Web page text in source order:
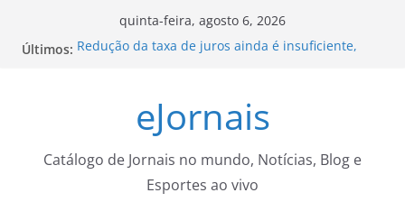
quinta-feira, agosto 6, 2026
Últimos: Redução da taxa de juros ainda é insuficiente,
saiba o que muda
Ideb mostra avanço da educação básica no país
Cinema drive-in é atração no Parque das Águas
nos dias 15 e 16 de agosto – Agência de Notícias
Grupo de Trabalho de revisão do PGD lançará
questionário de avaliação – IFSP
eJornais
Catálogo de Jornais no mundo, Notícias, Blog e
Esportes ao vivo